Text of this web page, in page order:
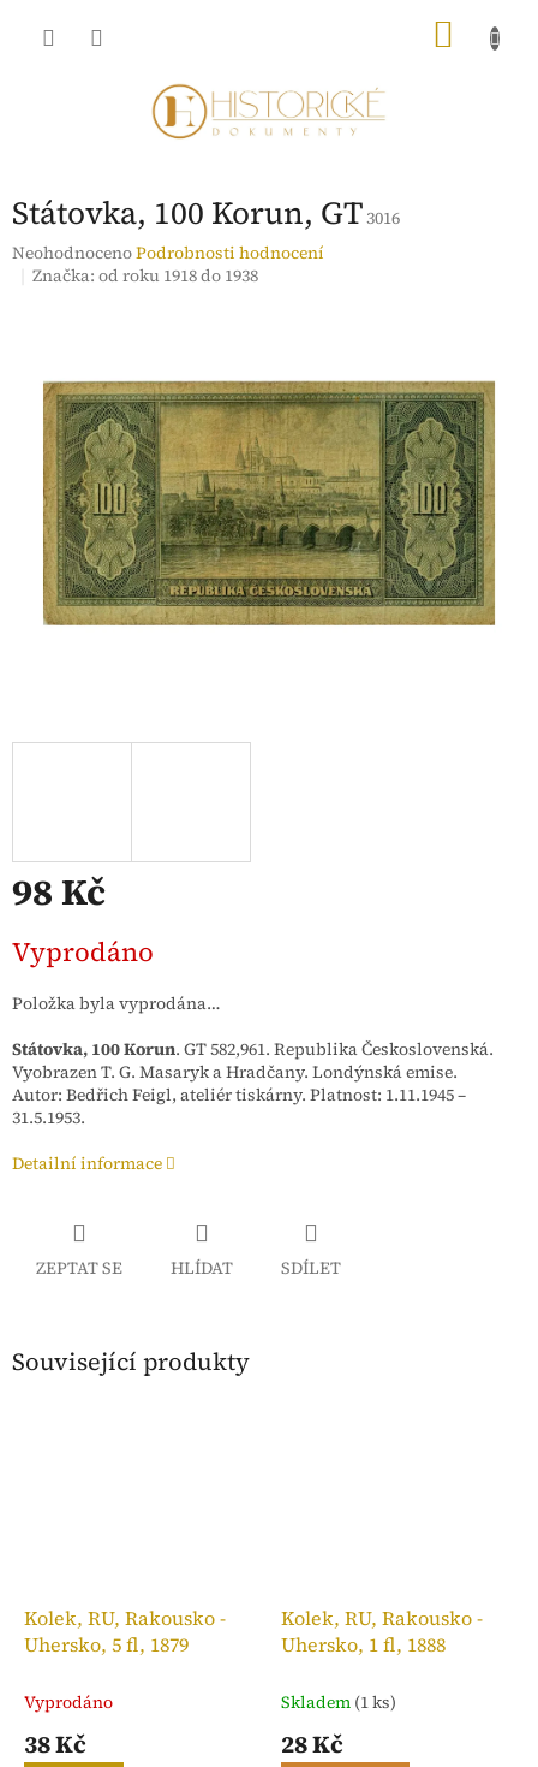
Státovka, 100 Korun, GT3016
Průměrné
hodnocení
hvězdiček.
NeohodnocenoPodrobnosti hodnocení
Značka:od roku 1918 do 1938
98 Kč
cena:
Vyprodáno
Položka byla vyprodána…
Státovka, 100 Korun. GT 582,961. Republika Československá.
Vyobrazen T. G. Masaryk a Hradčany. Londýnská emise.
Autor: Bedřich Feigl, ateliér tiskárny. Platnost: 1.11.1945 –
31.5.1953.
Detailní informace
ZEPTAT SE HLÍDAT SDÍLET
Související produkty
Kolek, RU, Rakousko -
Uhersko, 5 fl, 1879
Vyprodáno
38 Kč
Kolek, RU, Rakousko -
Uhersko, 1 fl, 1888
Skladem (1 ks)
28 Kč